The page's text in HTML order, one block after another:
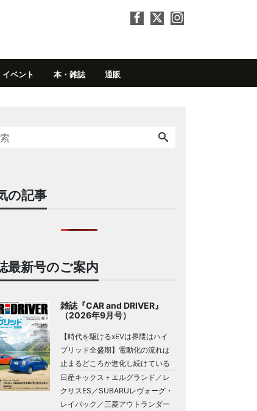
イベント 本・雑誌 通販
の記事
最新号のご案内
雑誌『CAR and DRIVER』
（2026年9月号）
【時代を駆けるxEVは界隈はハイ
ブリッド全盛期】電動化の流れは
止まるどころか進化し続けている
日産キックス＋エルグランド／レ
クサスES／SUBARUレヴォーグ・
レイバック／三菱アウトランダー